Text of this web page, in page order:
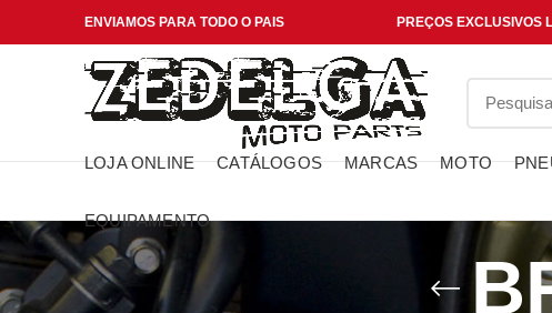
ENVIAMOS PARA TODO O PAIS PREÇOS EXCLUSIVOS
LOJA ONLINE CATÁLOGOS MARCAS MOTO
EQUIPAMENTO